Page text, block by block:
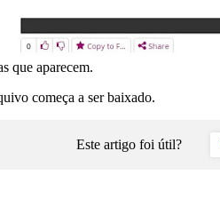
que aparecem.
começa a ser baixado.
Este artigo foi útil?